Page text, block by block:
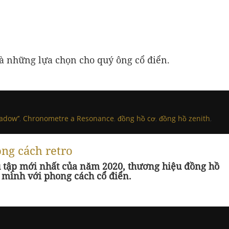
những lựa chọn cho quý ông cổ điển.
, Chronometre a Resonance, đồng hồ cơ, đồng hồ zenith,
cách retro
mới nhất của năm 2020, thương hiệu đồng hồ
với phong cách cổ điển.